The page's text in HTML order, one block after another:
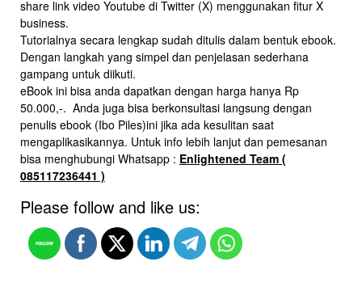
share link video Youtube di Twitter (X) menggunakan fitur X
business.
Tutorialnya secara lengkap sudah ditulis dalam bentuk ebook.
Dengan langkah yang simpel dan penjelasan sederhana
gampang untuk diikuti.
eBook ini bisa anda dapatkan dengan harga hanya Rp
50.000,-. Anda juga bisa berkonsultasi langsung dengan
penulis ebook (Ibo Piles)ini jika ada kesulitan saat
mengaplikasikannya. Untuk info lebih lanjut dan pemesanan
bisa menghubungi Whatsapp : Enlightened Team (
085117236441 )
Please follow and like us: